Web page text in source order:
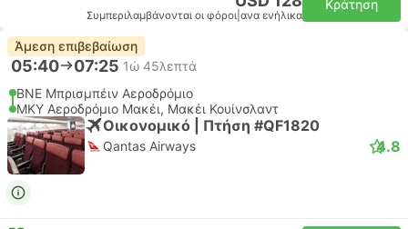
Συμπεριλαμβάνονται οι φόροι ανα ενήλικα
Κράτηση
Άμεση επιβεβαίωση
05:40 07:25 1ώ 45λεπτά
BNE Μπρισμπέιν Αεροδρόμιο
MKY Αεροδρόμιο Μακέι, Μακέι Κουίνσλαντ
Οικονομικό | Πτήση #QF1820
Qantas Airways 4.8